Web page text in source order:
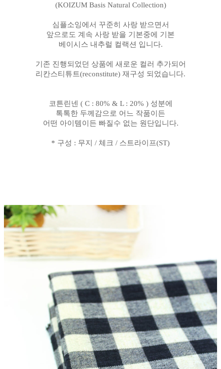
(KOIZUM Basis Natural Collection)
심플소잉에서 꾸준히 사랑 받으면서
앞으로도 계속 사랑 받을 기본중에 기본
베이시스 내추럴 컬랙션 입니다.
기존 진행되었던 상품에 새로운 컬러 추가되어
리칸스티튜트(reconstitute) 재구성 되었습니다.
코튼린넨 ( C : 80% & L : 20% ) 성분에
톡톡한 두께감으로 어느 작품이든
어떤 아이템이든 빠질수 없는 원단입니다.
* 구성 : 무지 / 체크 / 스트라이프(ST)